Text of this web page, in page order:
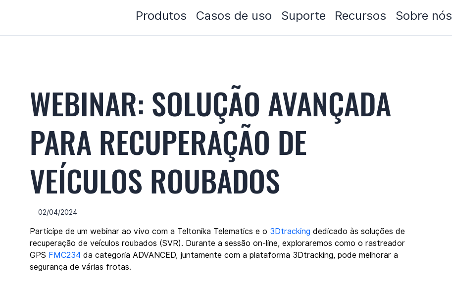
Produtos Casos de uso Suporte Recursos Sobre nós
WEBINAR: SOLUÇÃO AVANÇADA
PARA RECUPERAÇÃO DE
VEÍCULOS ROUBADOS
02/04/2024
Participe de um webinar ao vivo com a Teltonika Telematics e o 3Dtracking dedicado às soluções de
recuperação de veículos roubados (SVR). Durante a sessão on-line, exploraremos como o rastreador
GPS FMC234 da categoria ADVANCED, juntamente com a plataforma 3Dtracking, pode melhorar a
segurança de várias frotas.